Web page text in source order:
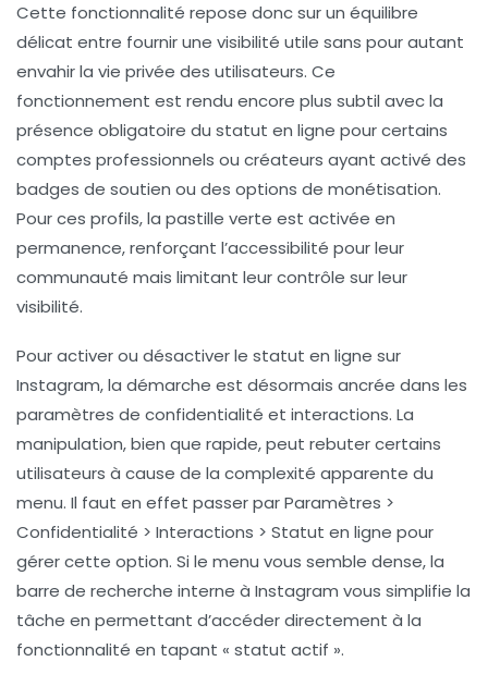
Cette fonctionnalité repose donc sur un équilibre
délicat entre fournir une visibilité utile sans pour autant
envahir la vie privée des utilisateurs. Ce
fonctionnement est rendu encore plus subtil avec la
présence obligatoire du statut en ligne pour certains
comptes professionnels ou créateurs ayant activé des
badges de soutien ou des options de monétisation.
Pour ces profils, la pastille verte est activée en
permanence, renforçant l’accessibilité pour leur
communauté mais limitant leur contrôle sur leur
visibilité.
Pour activer ou désactiver le statut en ligne sur
Instagram, la démarche est désormais ancrée dans les
paramètres de confidentialité et interactions. La
manipulation, bien que rapide, peut rebuter certains
utilisateurs à cause de la complexité apparente du
menu. Il faut en effet passer parParamètres >
Confidentialité > Interactions > Statut en ligne pour
gérer cette option. Si le menu vous semble dense, la
barre de recherche interne à Instagram vous simplifie la
tâche en permettant d’accéder directement à la
fonctionnalité en tapant « statut actif ».